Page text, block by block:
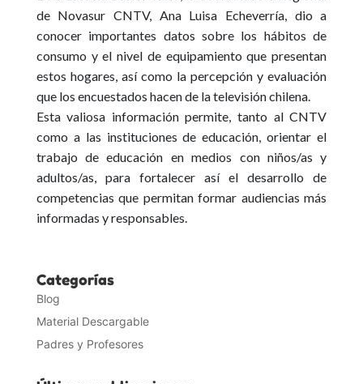
de Novasur CNTV, Ana Luisa Echeverría, dio a
conocer importantes datos sobre los hábitos de
consumo y el nivel de equipamiento que presentan
estos hogares, así como la percepción y evaluación
que los encuestados hacen de la televisión chilena.
Esta valiosa información permite, tanto al CNTV
como a las instituciones de educación, orientar el
trabajo de educación en medios con niños/as y
adultos/as, para fortalecer así el desarrollo de
competencias que permitan formar audiencias más
informadas y responsables.
Categorías
Blog
Material Descargable
Padres y Profesores